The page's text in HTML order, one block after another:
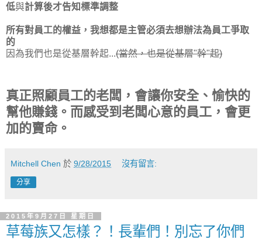
低與計算後才告知標準調整
所有對員工的權益，我想都是主管必須去想辦法為員工爭取
的
因為我們也是從基層幹起...(當然，也是從基層"幹"起)
真正照顧員工的老闆，會讓你安全、愉快的
幫他賺錢。 而感受到老闆心意的員工，會更
加的賣命。
Mitchell Chen 於 9/28/2015 沒有留言:
分享
2015年9月27日 星期日
草莓族又怎樣？！長輩們！別忘了你們